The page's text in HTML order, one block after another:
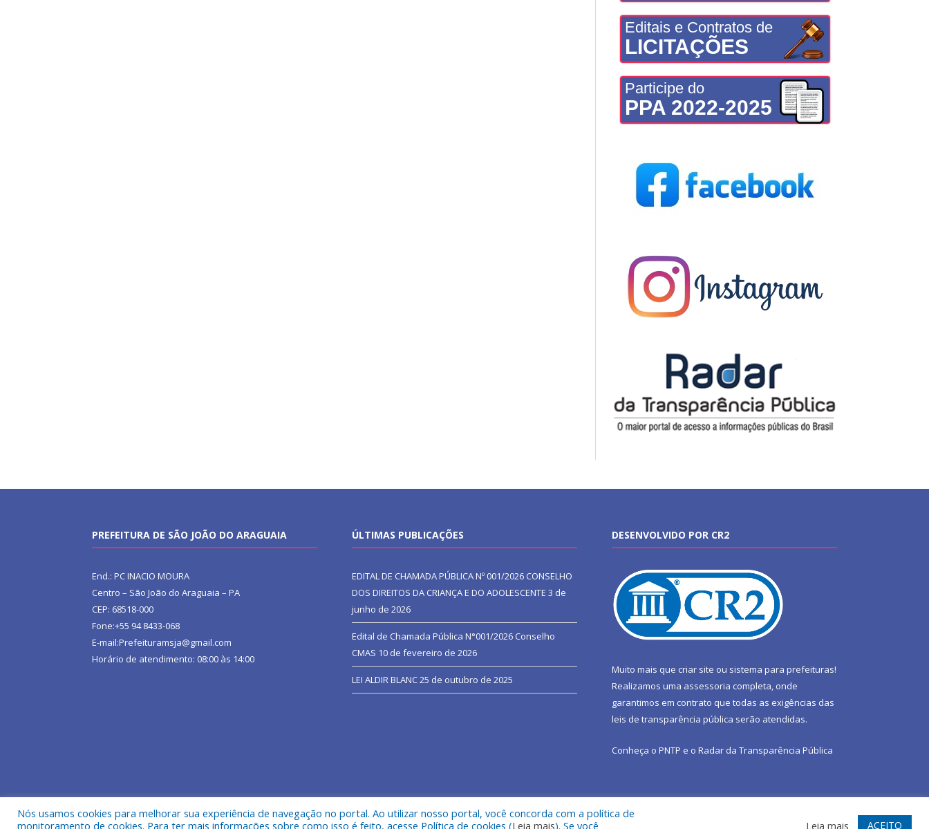
Editais e Contratos de
LICITAÇÕES
Participe do
PPA 2022-2025
PREFEITURA DE SÃO JOÃO DO ARAGUAIA
End.: PC INACIO MOURA
Centro – São João do Araguaia – PA
CEP: 68518-000
Fone:+55 94 8433-068
E-mail:Prefeituramsja@gmail.com
Horário de atendimento: 08:00 às 14:00
ÚLTIMAS PUBLICAÇÕES
EDITAL DE CHAMADA PÚBLICA Nº 001/2026 CONSELHO
DOS DIREITOS DA CRIANÇA E DO ADOLESCENTE 3 de
junho de 2026
Edital de Chamada Pública N°001/2026 Conselho
CMAS 10 de fevereiro de 2026
LEI ALDIR BLANC25 de outubro de 2025
DESENVOLVIDO POR CR2
Muito mais que criar site ou sistema para prefeituras!
Realizamos uma assessoria completa, onde
garantimos em contrato que todas as exigências das
leis de transparência pública serão atendidas.
Conheça o PNTP e o Radar da Transparência Pública
Todos os direitos reservados a Prefeitura Municipal de São João do Araguaia. Mapa do Site Acessar Webmail
Nós usamos cookies para melhorar sua experiência de navegação no portal. Ao utilizar nosso portal, você concorda com a política de
monitoramento de cookies. Para ter mais informações sobre como isso é feito, acesse Política de cookies (Leia mais). Se você Leia mais ACEITO